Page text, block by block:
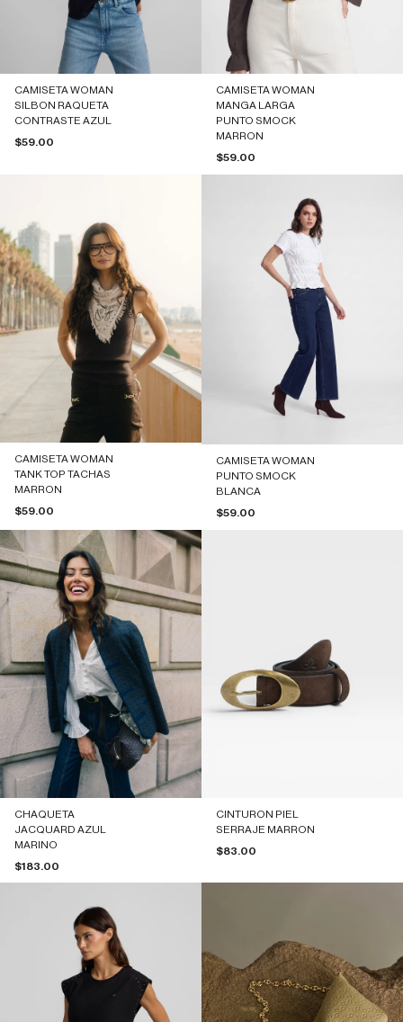
CAMISETA WOMAN
SILBON RAQUETA
CONTRASTE AZUL
Precio de oferta
$59.00
CAMISETA WOMAN
MANGA LARGA
PUNTO SMOCK
MARRON
Precio de oferta
$59.00
CAMISETA WOMAN
TANK TOP TACHAS
MARRON
Precio de oferta
$59.00
CAMISETA WOMAN
PUNTO SMOCK
BLANCA
Precio de oferta
$59.00
CHAQUETA
JACQUARD AZUL
MARINO
Precio de oferta
$183.00
CINTURON PIEL
SERRAJE MARRON
Precio de oferta
$83.00